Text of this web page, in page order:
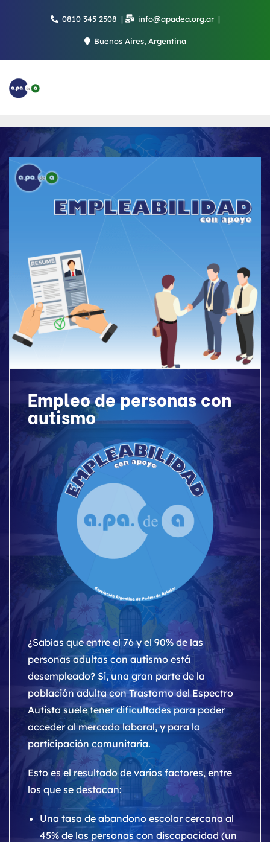
0810 345 2508 info@apadea.org.ar
Buenos Aires, Argentina
Empleo de personas con
autismo
¿Sabías que entre el 76 y el 90% de las
personas adultas con autismo está
desempleado? Si, una gran parte de la
población adulta con Trastorno del Espectro
Autista suele tener dificultades para poder
acceder al mercado laboral, y para la
participación comunitaria.
Esto es el resultado de varios factores, entre
los que se destacan:
Una tasa de abandono escolar cercana al
45% de las personas con discapacidad (un